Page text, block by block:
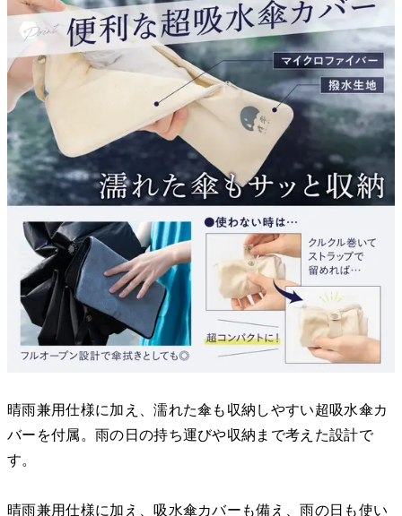
晴雨兼用仕様に加え、濡れた傘も収納しやすい超吸水傘カ
バーを付属。雨の日の持ち運びや収納まで考えた設計で
す。
晴雨兼用仕様に加え、吸水傘カバーも備え、雨の日も使い